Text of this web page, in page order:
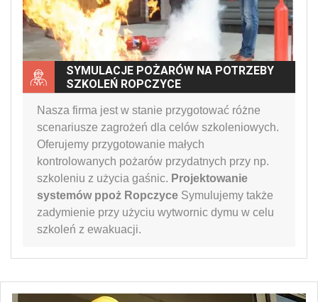
SYMULACJE POŻARÓW NA POTRZEBY
SZKOLEŃ ROPCZYCE
Nasza firma jest w stanie przygotować różne
scenariusze zagrożeń dla celów szkoleniowych.
Oferujemy przygotowanie małych
kontrolowanych pożarów przydatnych przy np.
szkoleniu z użycia gaśnic. Projektowanie
systemów ppoż Ropczyce Symulujemy także
zadymienie przy użyciu wytwornic dymu w celu
szkoleń z ewakuacji.